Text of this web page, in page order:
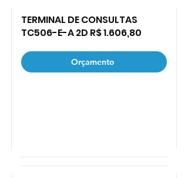
TERMINAL DE CONSULTAS
TC506-E-A 2D R$ 1.606,80
Orçamento